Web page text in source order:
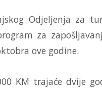
Odjeljenja za
za
ove godine.
KM trajaće dvije